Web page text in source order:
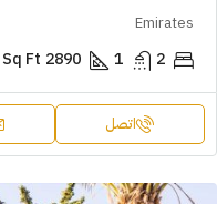
Emirates
2
1
2890
Sq Ft
اتصل